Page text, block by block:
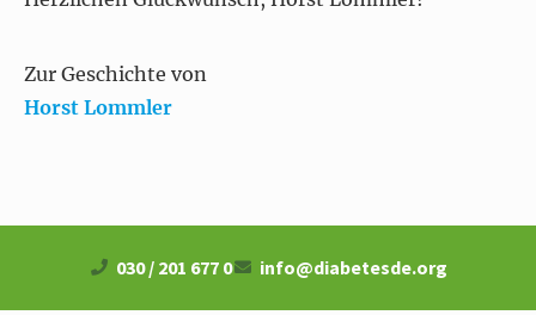
Zur Geschichte von
Horst Lommler
030 / 201 677 0 info@diabetesde.org